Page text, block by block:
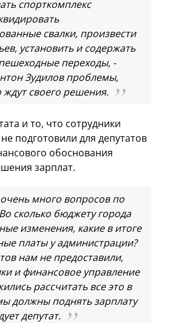
спорткомплекс
свалки, произвести
установить и содержать
переходы, -
Зудилов проблемы,
своего решения.
и то, что сотрудники
подготовили для депутатов
обоснования
зарплат.
очень много вопросов по
сколько бюджету города
изменения, какие в итоге
платы у администрации?
нам не предоставили,
и финансовое управление
рассчитать все это в
должны поднять зарплату
депутат.